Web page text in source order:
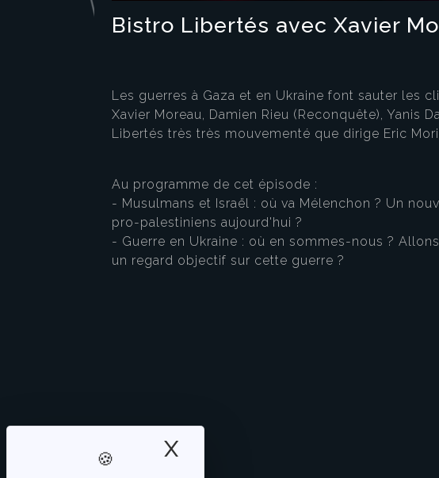
X
Bistro Libertés avec Xavier
Les guerres à Gaza et en Ukraine font sauter les
Xavier Moreau, Damien Rieu (Reconquête), Yanis
Libertés très très mouvementé que dirige Eric
Au programme de cet épisode :
- Musulmans et Israël : où va Mélenchon ? Un
pro-palestiniens aujourd'hui ?
- Guerre en Ukraine : où en sommes-nous ?
un regard objectif sur cette guerre ?